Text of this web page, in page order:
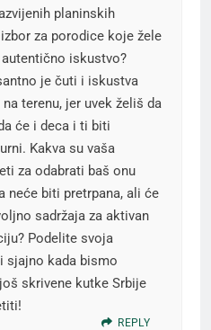
planinskih
za porodice koje žele
iskustvo?
je čuti i iskustva
terenu, jer uvek želiš da
će i deca i ti biti
Kakva su vaša
za odabrati baš onu
neće biti pretrpana, ali će
sadržaja za aktivan
Podelite svoja
sjajno kada bismo
skrivene kutke Srbije
REPLY